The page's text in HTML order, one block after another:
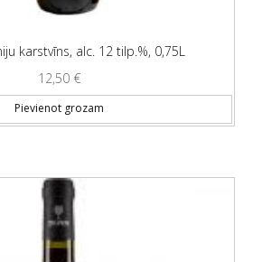
karstvīns, alc. 12 tilp.%, 0,75L
12,50 €
Pievienot grozam